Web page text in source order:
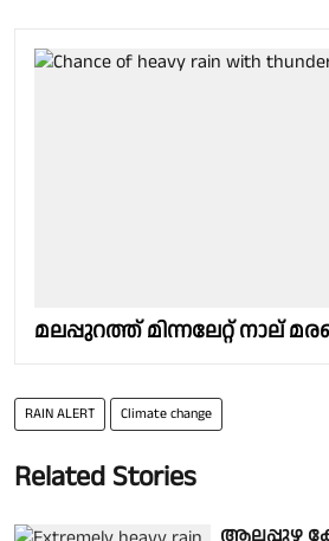
മലപ്പുറത്ത് മിന്നലേറ്റ് നാല്
RAIN ALERT Climate change
Related Stories